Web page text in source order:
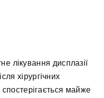
лікування дисплазії
хірургічних
майже